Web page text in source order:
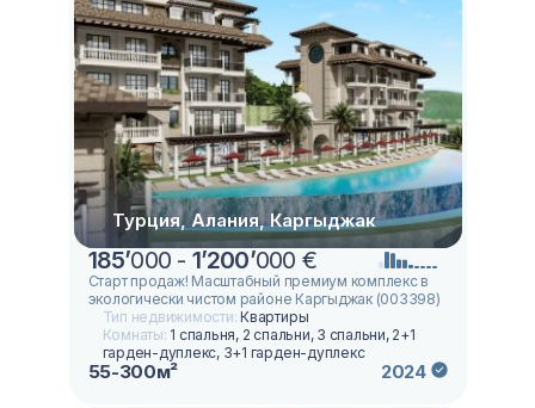
Турция, Алания, Каргыджак
185’000 - 1’200’000 €
Старт продаж! Масштабный премиум комплекс в
экологически чистом районе Каргыджак (003398)
Тип недвижимости:Квартиры
Комнаты: 1 спальня, 2 спальни, 3 спальни, 2+1
гарден-дуплекс, 3+1 гарден-дуплекс
55-300м² 2024